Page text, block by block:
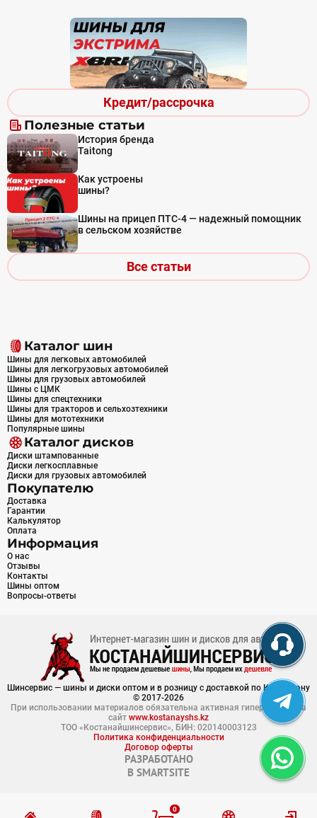
0
Кредит/рассрочка
Полезные статьи
История бренда
Taitong
Как устроены
шины?
Шины на прицеп ПТС-4 — надежный помощник
в сельском хозяйстве
Все статьи
Каталог шин
Шины для легковых автомобилей
Шины для легкогрузовых автомобилей
Шины для грузовых автомобилей
Шины с ЦМК
Шины для спецтехники
Шины для тракторов и сельхозтехники
Шины для мототехники
Популярные шины
Каталог дисков
Диски штампованные
Диски легкосплавные
Диски для грузовых автомобилей
Покупателю
Доставка
Гарантии
Калькулятор
Оплата
Информация
О нас
Отзывы
Контакты
Шины оптом
Вопросы-ответы
Шинсервис — шины и диски оптом и в розницу с доставкой по Казахстану
© 2017-2026
При использовании материалов обязательна активная гиперссылка на
сайт www.kostanayshs.kz
ТОО «Костанайшинсервис», БИН: 020140003123
Политика конфиденциальности
Договор оферты
РАЗРАБОТАНО
В SMARTSITE